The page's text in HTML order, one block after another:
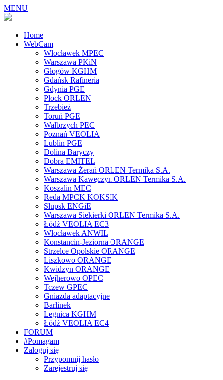
MENU
Home
WebCam
Włocławek MPEC
Warszawa PKiN
Głogów KGHM
Gdańsk Rafineria
Gdynia PGE
Płock ORLEN
Trzebież
Toruń PGE
Wałbrzych PEC
Poznań VEOLIA
Lublin PGE
Dolina Baryczy
Dobra EMITEL
Warszawa Żerań ORLEN Termika S.A.
Warszawa Kawęczyn ORLEN Termika S.A.
Koszalin MEC
Reda MPCK KOKSIK
Słupsk ENGiE
Warszawa Siekierki ORLEN Termika S.A.
Łódź VEOLIA EC3
Włocławek ANWIL
Konstancin-Jeziorna ORANGE
Strzelce Opolskie ORANGE
Liszkowo ORANGE
Kwidzyn ORANGE
Wejherowo OPEC
Tczew GPEC
Gniazda adaptacyjne
Barlinek
Legnica KGHM
Łódź VEOLIA EC4
FORUM
#Pomagam
Zaloguj się
Przypomnij hasło
Zarejestruj się